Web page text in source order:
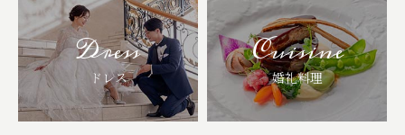
Dress
ドレス
Cuisine
婚礼料理